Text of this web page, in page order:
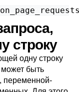
строку
одну строку
может быть
, переменной-